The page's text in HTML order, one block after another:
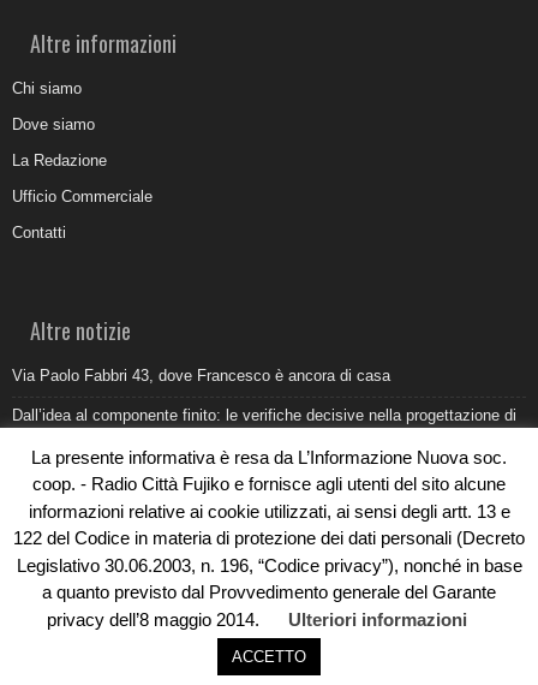
Altre informazioni
Chi siamo
Dove siamo
La Redazione
Ufficio Commerciale
Contatti
Altre notizie
Via Paolo Fabbri 43, dove Francesco è ancora di casa
Dall’idea al componente finito: le verifiche decisive nella progettazione di
Belvedere Marittimo e il report ARPACAL 2026 sulla qualità del mare
Come organizzare e allestire una camera ardente per l’ultimo saluto
Umidità di risalita in casa, come riconoscere i segnali veri
© Copyright 2019 - Rivoluzioni Digitali
La presente informativa è resa da L’Informazione Nuova soc.
coop. - Radio Città Fujiko e fornisce agli utenti del sito alcune
informazioni relative ai cookie utilizzati, ai sensi degli artt. 13 e
122 del Codice in materia di protezione dei dati personali (Decreto
Legislativo 30.06.2003, n. 196, “Codice privacy”), nonché in base
a quanto previsto dal Provvedimento generale del Garante
privacy dell’8 maggio 2014.
Ulteriori informazioni
ACCETTO